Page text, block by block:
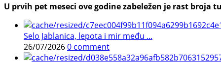
U prvih pet meseci ove godine zabeležen je rast
Selo Jablanica, lepota i mir među ...
26/07/20260 comment